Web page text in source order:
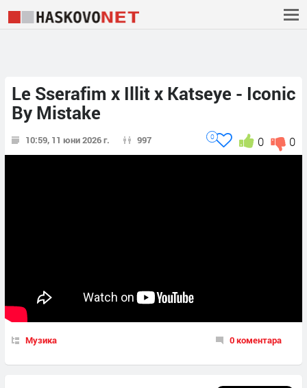
Le Sserafim x Illit x Katseye - Iconic
By Mistake
10:59, 11 юни 2026 г. 997 0
0
0
Музика 0 коментара